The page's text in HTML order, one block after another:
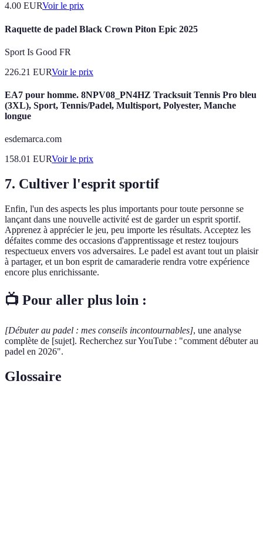
4.00 EURVoir le prix
Raquette de padel Black Crown Piton Epic 2025
Sport Is Good FR
226.21 EURVoir le prix
EA7 pour homme. 8NPV08_PN4HZ Tracksuit Tennis Pro bleu
(3XL), Sport, Tennis/Padel, Multisport, Polyester, Manche
longue
esdemarca.com
158.01 EURVoir le prix
7. Cultiver l'esprit sportif
Enfin, l'un des aspects les plus importants pour toute personne se
lançant dans une nouvelle activité est de garder un esprit sportif.
Apprenez à apprécier le jeu, peu importe les résultats. Acceptez les
défaites comme des occasions d'apprentissage et restez toujours
respectueux envers vos adversaires. Le padel est avant tout un plaisir
à partager, et un bon esprit de camaraderie rendra votre expérience
encore plus enrichissante.
📺 Pour aller plus loin :
[Débuter au padel : mes conseils incontournables], une analyse
complète de [sujet]. Recherchez sur YouTube : "comment débuter au
padel en 2026".
Glossaire